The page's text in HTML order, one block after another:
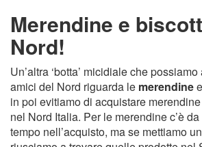
Merendine e
Nord!
Un’altra ‘botta’ micidiale che
amici del Nord riguarda le merendine
in poi evitiamo di acquistare
nel Nord Italia. Per le merendine c’è
tempo nell’acquisto, ma se mettiamo